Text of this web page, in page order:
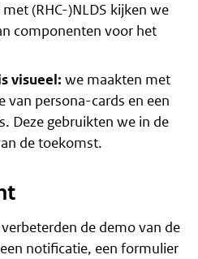
met (RHC-)NLDS kijken we
componenten voor het
visueel: we maakten met
van persona-cards en een
Deze gebruikten we in de
de toekomst.
de demo van de
notificatie, een formulier